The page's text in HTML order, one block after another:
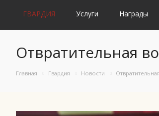
ГВАРДИЯ Услуги Награды
Отвратительная
Главная Гвардия Новости